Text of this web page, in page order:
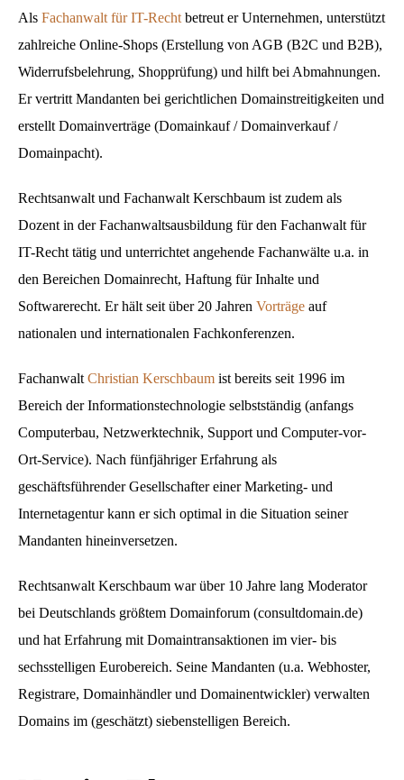
Als Fachanwalt für IT-Recht betreut er Unternehmen, unterstützt
zahlreiche Online-Shops (Erstellung von AGB (B2C und B2B),
Widerrufsbelehrung, Shopprüfung) und hilft bei Abmahnungen.
Er vertritt Mandanten bei gerichtlichen Domainstreitigkeiten und
erstellt Domainverträge (Domainkauf / Domainverkauf /
Domainpacht).
Rechtsanwalt und Fachanwalt Kerschbaum ist zudem als
Dozent in der Fachanwaltsausbildung für den Fachanwalt für
IT-Recht tätig und unterrichtet angehende Fachanwälte u.a. in
den Bereichen Domainrecht, Haftung für Inhalte und
Softwarerecht. Er hält seit über 20 Jahren Vorträge auf
nationalen und internationalen Fachkonferenzen.
Fachanwalt Christian Kerschbaum ist bereits seit 1996 im
Bereich der Informationstechnologie selbstständig (anfangs
Computerbau, Netzwerktechnik, Support und Computer-vor-
Ort-Service). Nach fünfjähriger Erfahrung als
geschäftsführender Gesellschafter einer Marketing- und
Internetagentur kann er sich optimal in die Situation seiner
Mandanten hineinversetzen.
Rechtsanwalt Kerschbaum war über 10 Jahre lang Moderator
bei Deutschlands größtem Domainforum (consultdomain.de)
und hat Erfahrung mit Domaintransaktionen im vier- bis
sechsstelligen Eurobereich. Seine Mandanten (u.a. Webhoster,
Registrare, Domainhändler und Domainentwickler) verwalten
Domains im (geschätzt) siebenstelligen Bereich.